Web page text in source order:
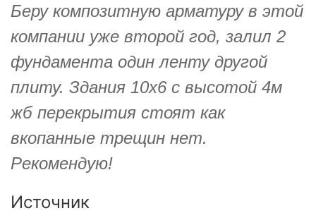
Беру композитную арматуру в этой
компании уже второй год, залил 2
фундамента один ленту другой
плиту. Здания 10х6 с высотой 4м
жб перекрытия стоят как
вкопанные трещин нет.
Рекомендую!
Источник